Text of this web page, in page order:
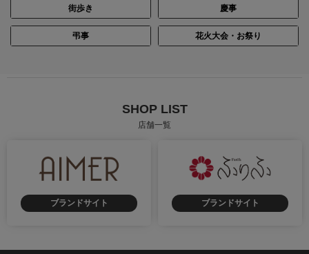
街歩き 慶事
弔事 花火大会・お祭り
SHOP LIST
店舗一覧
ブランドサイト ブランドサイト